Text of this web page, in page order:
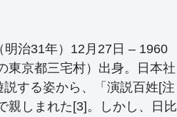
治31年）12月27日 – 1960
東京都三宅村）出身。日本社
する姿から、「演説百姓[注
親しまれた[3]。しかし、日比